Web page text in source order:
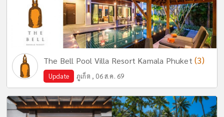
The Bell Pool Villa Resort Kamala Phuket (3)
Update ภูเก็ต , 06 ส.ค. 69